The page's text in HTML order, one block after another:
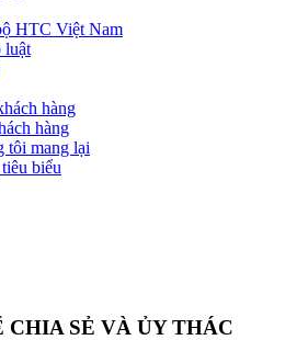
HTC Việt Nam
luật
hàng
hàng
tôi mang lại
biểu
SẺ VÀ ỦY THÁC